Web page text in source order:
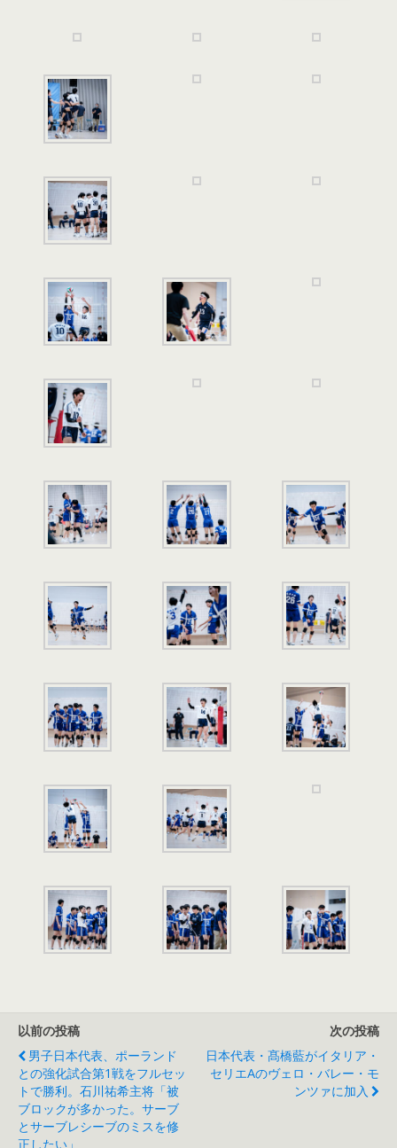
以前の投稿
男子日本代表、ポーランド
との強化試合第1戦をフルセッ
トで勝利。石川祐希主将「被
ブロックが多かった。サーブ
とサーブレシーブのミスを修
正したい」
次の投稿
日本代表・髙橋藍がイタリア・
セリエAのヴェロ・バレー・モ
ンツァに加入